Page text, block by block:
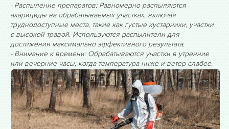
- Распыление препаратов: Равномерно распыляются
акарициды на обрабатываемых участках, включая
труднодоступные места, такие как густые кустарники, участки
с высокой травой. Используются распылители для
достижения максимально эффективного результата.
- Внимание к времени: Обрабатываются участки в утренние
или вечерние часы, когда температура ниже и ветер слабее.